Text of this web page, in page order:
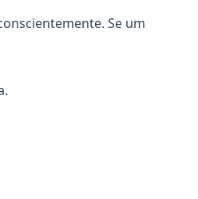
Se um